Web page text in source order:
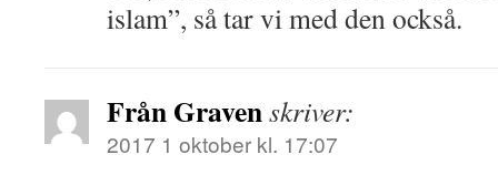
islam”, så tar vi med den också.
Från Gravenskriver:
2017 1 oktober kl. 17:07